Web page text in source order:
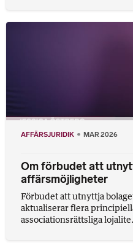
AFFÄRSJURIDIK MAR 2026
Om förbudet att
affärsmöjligheter
Förbudet att utnyttja
aktualiserar flera
associationsrättsliga